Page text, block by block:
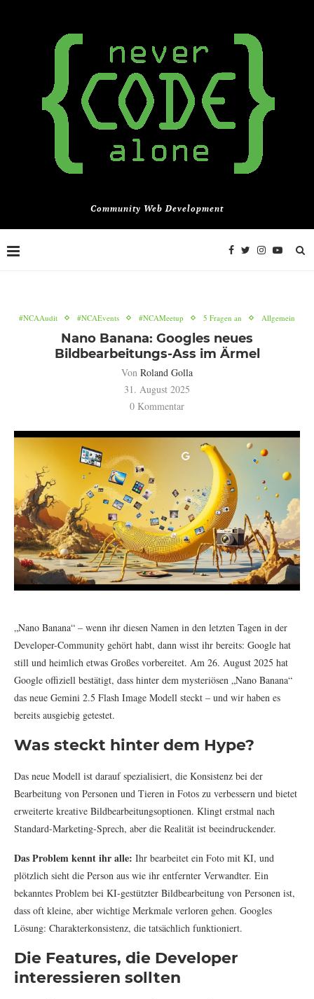
Community Web Development
#NCAAudit #NCAEvents #NCAMeetup 5 Fragen an Allgemein
Nano Banana: Googles neues
Bildbearbeitungs-Ass im Ärmel
Von Roland Golla
31. August 2025
0 Kommentar
„Nano Banana“ – wenn ihr diesen Namen in den letzten Tagen in der
Developer-Community gehört habt, dann wisst ihr bereits: Google hat
still und heimlich etwas Großes vorbereitet. Am 26. August 2025 hat
Google offiziell bestätigt, dass hinter dem mysteriösen „Nano Banana“
das neue Gemini 2.5 Flash Image Modell steckt – und wir haben es
bereits ausgiebig getestet.
Was steckt hinter dem Hype?
Das neue Modell ist darauf spezialisiert, die Konsistenz bei der
Bearbeitung von Personen und Tieren in Fotos zu verbessern und bietet
erweiterte kreative Bildbearbeitungsoptionen. Klingt erstmal nach
Standard-Marketing-Sprech, aber die Realität ist beeindruckender.
Das Problem kennt ihr alle: Ihr bearbeitet ein Foto mit KI, und
plötzlich sieht die Person aus wie ihr entfernter Verwandter. Ein
bekanntes Problem bei KI-gestützter Bildbearbeitung von Personen ist,
dass oft kleine, aber wichtige Merkmale verloren gehen. Googles
Lösung: Charakterkonsistenz, die tatsächlich funktioniert.
Die Features, die Developer
interessieren sollten